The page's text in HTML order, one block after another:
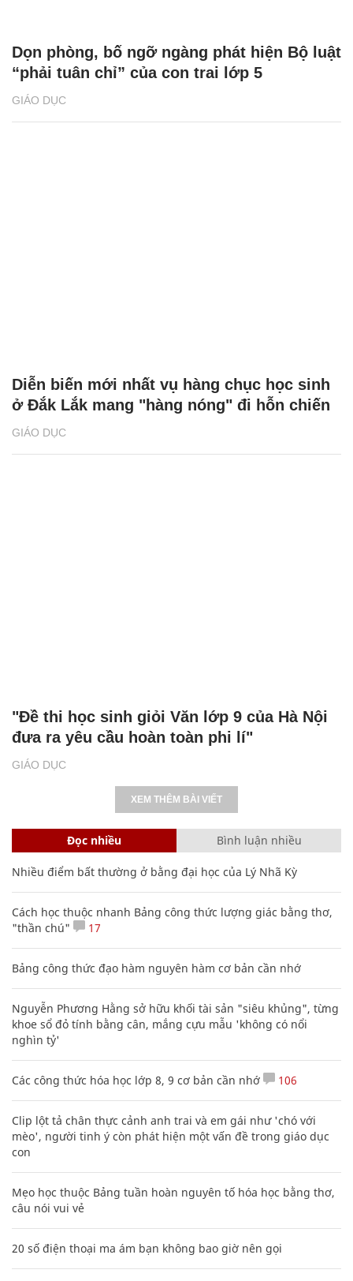
GIÁO DỤC
Dọn phòng, bố ngỡ ngàng phát hiện Bộ luật
“phải tuân chỉ” của con trai lớp 5
GIÁO DỤC
Diễn biến mới nhất vụ hàng chục học sinh
ở Đắk Lắk mang "hàng nóng" đi hỗn chiến
GIÁO DỤC
"Đề thi học sinh giỏi Văn lớp 9 của Hà Nội
đưa ra yêu cầu hoàn toàn phi lí"
XEM THÊM BÀI VIẾT
Đọc nhiều Bình luận nhiều
Nhiều điểm bất thường ở bằng đại học của Lý Nhã Kỳ
Cách học thuộc nhanh Bảng công thức lượng giác bằng thơ,
"thần chú"
17
Bảng công thức đạo hàm nguyên hàm cơ bản cần nhớ
Nguyễn Phương Hằng sở hữu khối tài sản "siêu khủng", từng
khoe sổ đỏ tính bằng cân, mắng cựu mẫu 'không có nổi
nghìn tỷ'
Các công thức hóa học lớp 8, 9 cơ bản cần nhớ 106
Clip lột tả chân thực cảnh anh trai và em gái như 'chó với
mèo', người tinh ý còn phát hiện một vấn đề trong giáo dục
con
Mẹo học thuộc Bảng tuần hoàn nguyên tố hóa học bằng thơ,
câu nói vui vẻ
20 số điện thoại ma ám bạn không bao giờ nên gọi